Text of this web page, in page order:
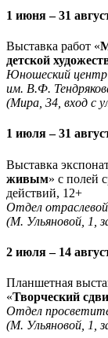
1 июня – 31
Выставка работ «
детской
Юношеский центр
им. В.Ф.
(Мира, 34, вход с
1 июля – 31
Выставка
живым» с полей
действий, 12+
Отдел
(М. Ульяновой, 1,
2 июля – 14
Планшетная
«Творческий
Отдел
(М. Ульяновой, 1,